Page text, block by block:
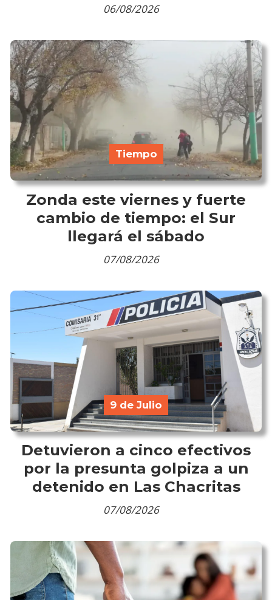
06/08/2026
Zonda este viernes y fuerte
cambio de tiempo: el Sur
llegará el sábado
Tiempo
07/08/2026
Detuvieron a cinco efectivos
por la presunta golpiza a un
detenido en Las Chacritas
9 de Julio
07/08/2026